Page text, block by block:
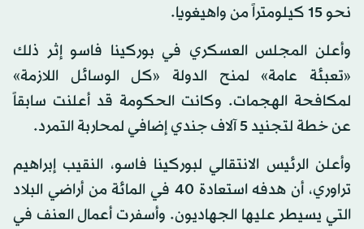
نحو 15 كيلومتراً من واهيغويا.
وأعلن المجلس العسكري في بوركينا فاسو إثر ذلك
«تعبئة عامة» لمنح الدولة «كل الوسائل اللازمة»
لمكافحة الهجمات. وكانت الحكومة قد أعلنت سابقاً
عن خطة لتجنيد 5 آلاف جندي إضافي لمحاربة التمرد.
وأعلن الرئيس الانتقالي لبوركينا فاسو، النقيب إبراهيم
تراوري، أن هدفه استعادة 40 في المائة من أراضي البلاد
التي يسيطر عليها الجهاديون. وأسفرت أعمال العنف في